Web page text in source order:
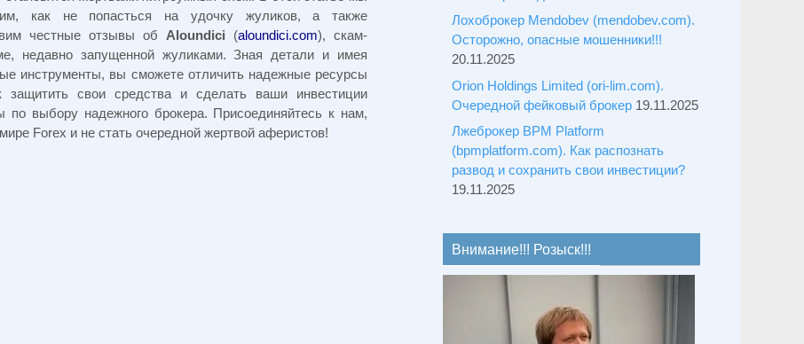
как не попасться на удочку жуликов, а также
честные отзывы об Aloundici (aloundici.com), скам-
недавно запущенной жуликами. Зная детали и имея
инструменты, вы сможете отличить надежные ресурсы
свои средства и сделать ваши инвестиции
по выбору надежного брокера. Присоединяйтесь к нам,
Forex и не стать очередной жертвой аферистов!
Лохоброкер Mendobev (mendobev.com).
Осторожно, опасные мошенники!!!
20.11.2025
Orion Holdings Limited (ori-lim.com).
Очередной фейковый брокер 19.11.2025
Лжеброкер BPM Platform
(bpmplatform.com). Как распознать
развод и сохранить свои инвестиции?
19.11.2025
Внимание!!! Розыск!!!